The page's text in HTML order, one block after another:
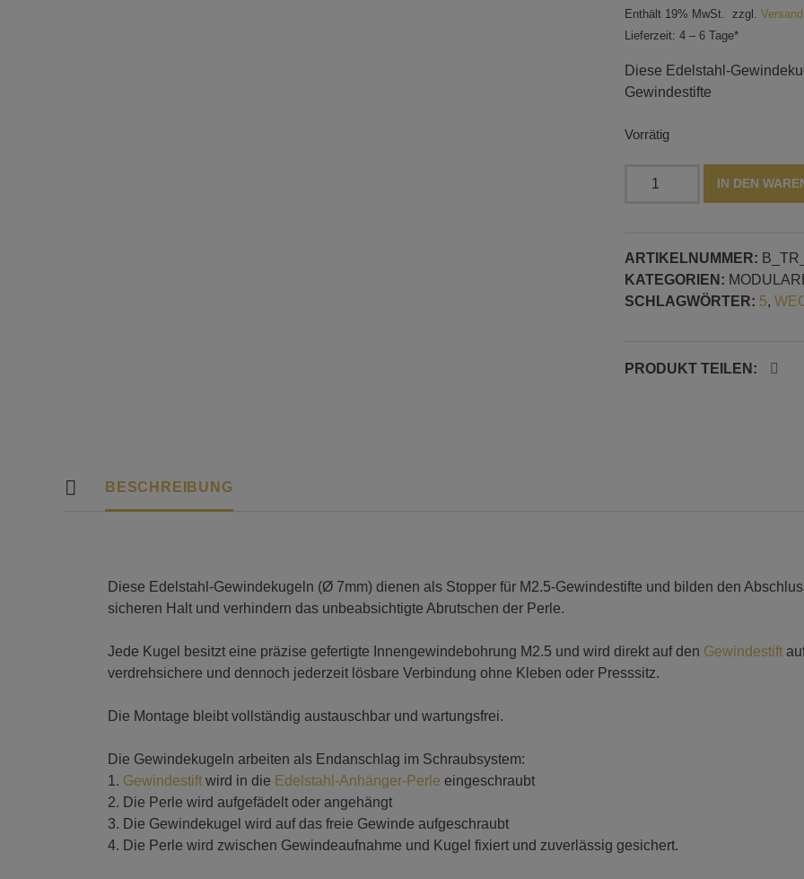
Enthält 19% MwSt. zzgl. Versand
Lieferzeit: 4 – 6 Tage*
Diese Edelstahl-
Gewindestifte
Vorrätig
mm
–
Stopper
Verbinder
IN DEN
ARTIKELNUMMER:
KATEGORIEN:
SCHLAGWÖRTER: 5,
PRODUKT TEILEN:
BESCHREIBUNG
Diese Edelstahl-Gewindekugeln (Ø 7mm) dienen als Stopper für M2.5-Gewindestifte und bilden den
sicheren Halt und verhindern das unbeabsichtigte Abrutschen der Perle.
Jede Kugel besitzt eine präzise gefertigte Innengewindebohrung M2.5 und wird direkt auf den Gewindestift
verdrehsichere und dennoch jederzeit lösbare Verbindung ohne Kleben oder Presssitz.
Die Montage bleibt vollständig austauschbar und wartungsfrei.
Die Gewindekugeln arbeiten als Endanschlag im Schraubsystem:
1. Gewindestiftwird in die Edelstahl-Anhänger-Perle eingeschraubt
2. Die Perle wird aufgefädelt oder angehängt
3. Die Gewindekugel wird auf das freie Gewinde aufgeschraubt
4. Die Perle wird zwischen Gewindeaufnahme und Kugel fixiert und zuverlässig gesichert.